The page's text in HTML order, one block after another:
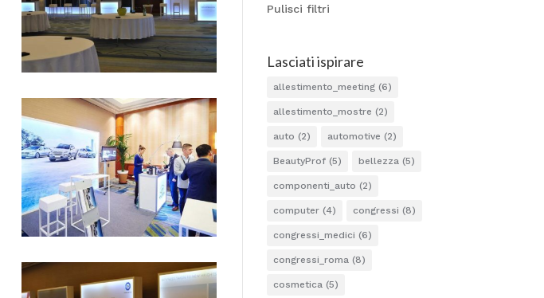
Pulisci filtri
Lasciati ispirare
allestimento_meeting(6)
allestimento_mostre (2)
auto (2) automotive (2)
BeautyProf(5) bellezza(5)
componenti_auto (2)
computer(4) congressi (8)
congressi_medici (6)
congressi_roma(8)
cosmetica(5)